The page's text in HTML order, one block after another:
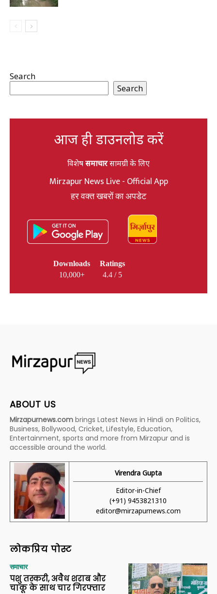
Search
Search
आज ही डाउनलोड करें
विशेषसमाचारसामग्री के लिए
Mirzapur News Live - Official App
हर वक्त खबरों का अपडेट
Downloads
10,000+
Ratings
4.4 / 5
ABOUT US
Mirzapurnews.com brings Latest News in Hindi on Politics,
Business, Bollywood, Cricket, Lifestyle, Education,
Entertainment, sports and more from Mirzapur and is
accessible around the world.
Virendra Gupta
Editor-in-Chief
(+91) 9453821310
editor@mirzapurnews.com
लोकप्रिय पोस्ट
समाचार
पशु तस्करी, अवैध शराब और
चाकू के साथ चार गिरफ्तार